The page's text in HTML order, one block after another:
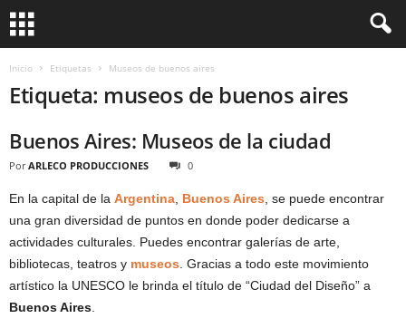
Inicio Etiquetas Museos de buenos aires
Etiqueta: museos de buenos aires
Buenos Aires: Museos de la ciudad
Por ARLECO PRODUCCIONES 0
En la capital de la Argentina Buenos Aires , se puede encontrar
una gran diversidad de puntos en donde poder dedicarse a
actividades culturales. Puedes encontrar galerías de arte,
bibliotecas, teatros y museos . Gracias a todo este movimiento
artístico la UNESCO le brinda el título de “Ciudad del Diseño” a
Buenos Aires